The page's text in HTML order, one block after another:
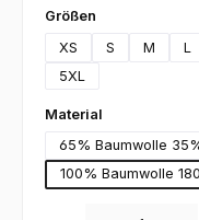
Größen
XS
S M L
5XL
Material
65% Baumwolle
100% Baumwolle